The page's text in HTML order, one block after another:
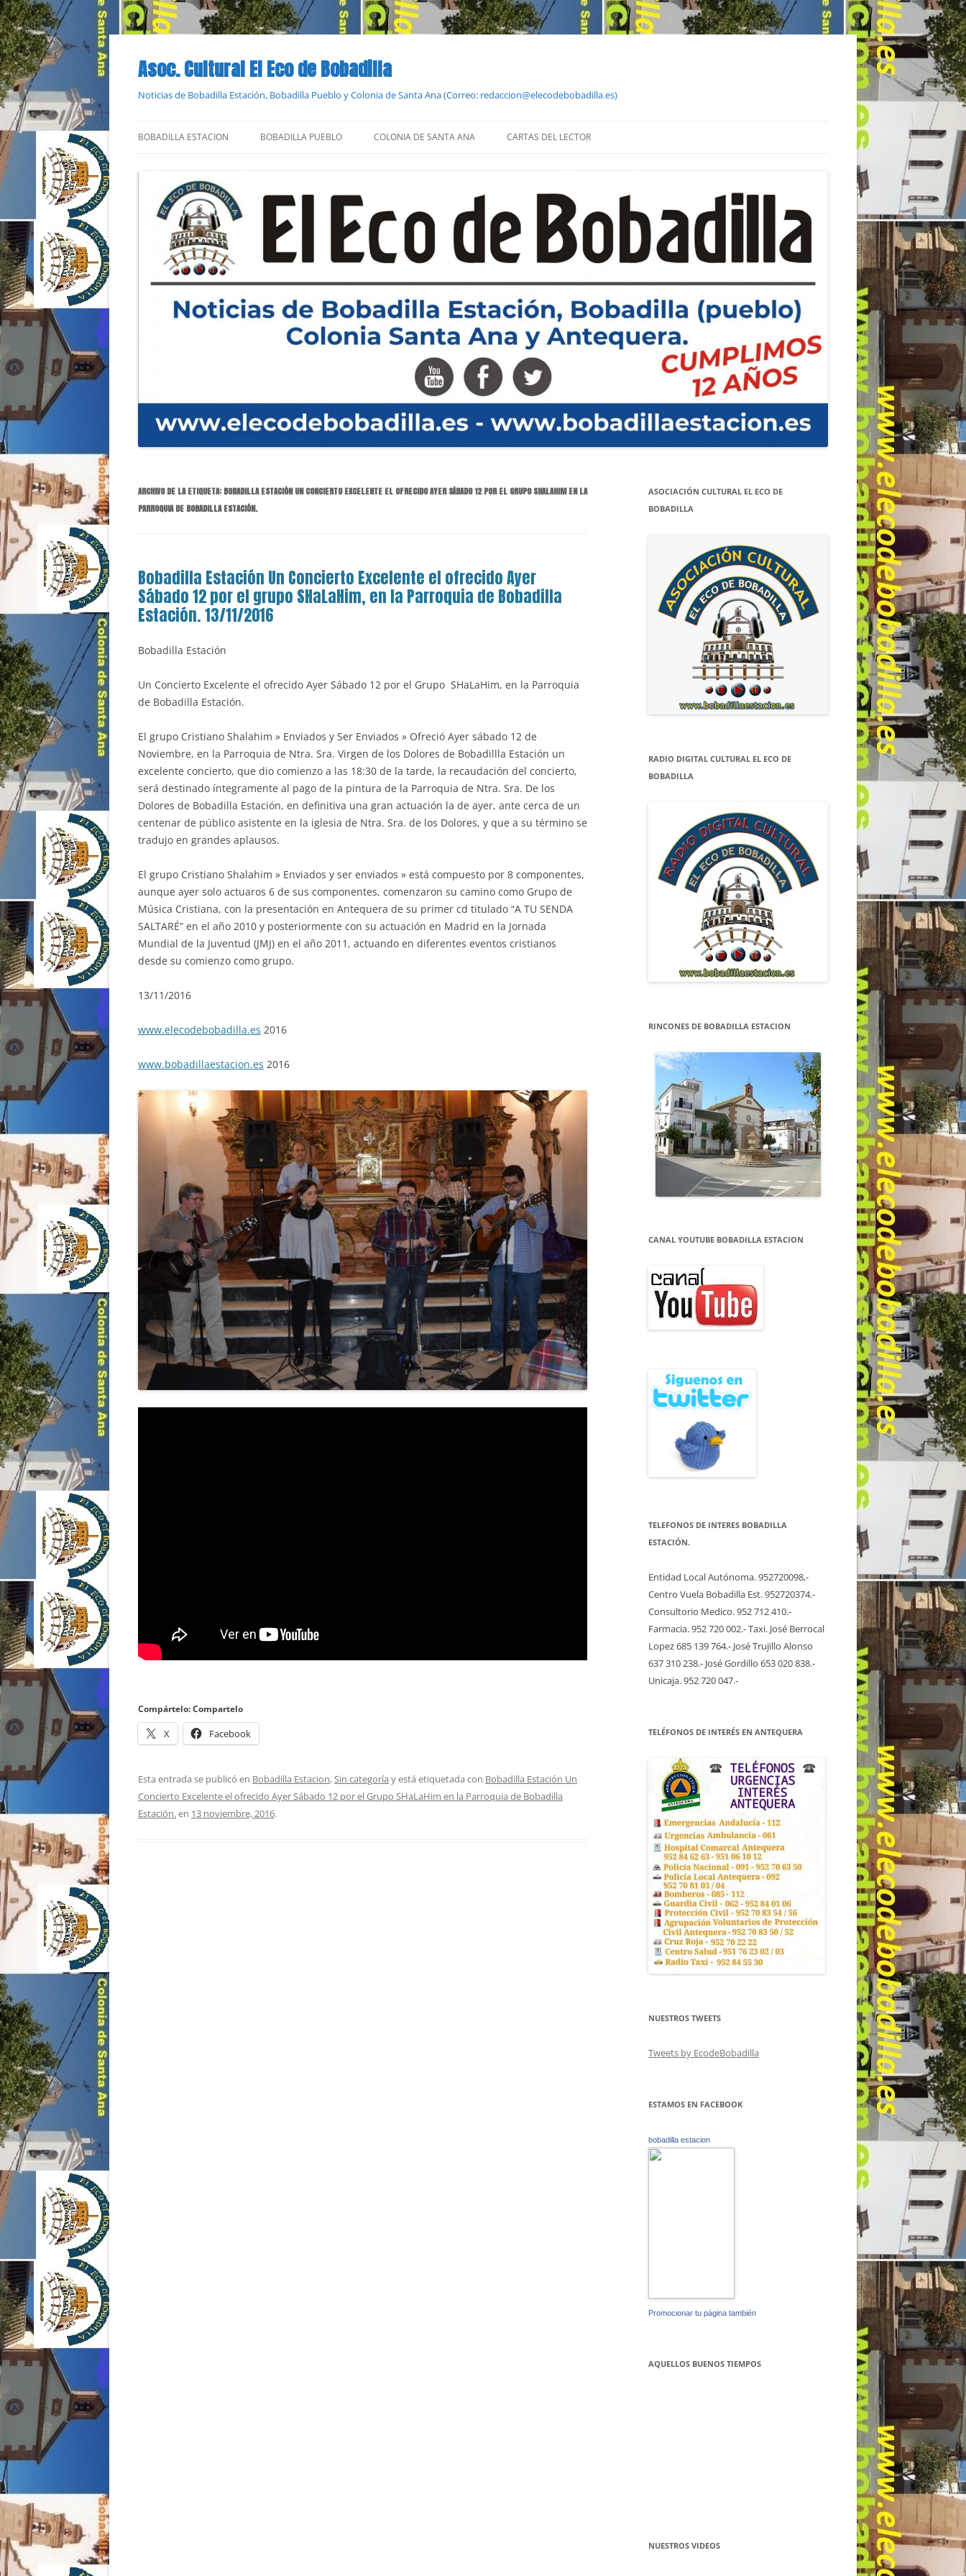
Saltar
contenido
Asoc. Cultural El Eco de Bobadilla
Noticias de Bobadilla Estación, Bobadilla Pueblo y Colonia de Santa Ana (Correo: redaccion@elecodebobadilla.es)
BOBADILLA ESTACION BOBADILLA PUEBLO COLONIA DE SANTA ANA CARTAS DEL LECTOR
ARCHIVO DE LA ETIQUETA:BOBADILLA ESTACIÓN UN CONCIERTO EXCELENTE EL OFRECIDO AYER SÁBADO 12 POR EL GRUPO SHALAHIM EN LA
PARROQUIA DE BOBADILLA ESTACIÓN.
Bobadilla Estación Un Concierto Excelente el ofrecido Ayer
Sábado 12 por el grupo SHaLaHim, en la Parroquia de Bobadilla
Estación. 13/11/2016
Bobadilla Estación
Un Concierto Excelente el ofrecido Ayer Sábado 12 por el Grupo SHaLaHim, en la Parroquia
de Bobadilla Estación.
El grupo Cristiano Shalahim » Enviados y Ser Enviados » Ofreció Ayer sábado 12 de
Noviembre, en la Parroquia de Ntra. Sra. Virgen de los Dolores de Bobadillla Estación un
excelente concierto, que dio comienzo a las 18:30 de la tarde, la recaudación del concierto,
será destinado íntegramente al pago de la pintura de la Parroquia de Ntra. Sra. De los
Dolores de Bobadilla Estación, en definitiva una gran actuación la de ayer, ante cerca de un
centenar de público asistente en la iglesia de Ntra. Sra. de los Dolores, y que a su término se
tradujo en grandes aplausos.
El grupo Cristiano Shalahim » Enviados y ser enviados » está compuesto por 8 componentes,
aunque ayer solo actuaros 6 de sus componentes, comenzaron su camino como Grupo de
Música Cristiana, con la presentación en Antequera de su primer cd titulado “A TU SENDA
SALTARÉ” en el año 2010 y posteriormente con su actuación en Madrid en la Jornada
Mundial de la Juventud (JMJ) en el año 2011, actuando en diferentes eventos cristianos
desde su comienzo como grupo.
13/11/2016
www.elecodebobadilla.es 2016
www.bobadillaestacion.es 2016
Compártelo: Compartelo
X Facebook
Esta entrada se publicó en Bobadilla Estacion,Sin categoría y está etiquetada con Bobadilla Estación Un
Concierto Excelente el ofrecido Ayer Sábado 12 por el Grupo SHaLaHim en la Parroquia de Bobadilla
Estación.en 13 noviembre, 2016.
ASOCIACIÓN CULTURAL EL ECO DE
BOBADILLA
RADIO DIGITAL CULTURAL EL ECO DE
BOBADILLA
RINCONES DE BOBADILLA ESTACION
CANAL YOUTUBE BOBADILLA ESTACION
TELEFONOS DE INTERES BOBADILLA
ESTACIÓN.
Entidad Local Autónoma. 952720098,-
Centro Vuela Bobadilla Est. 952720374.-
Consultorio Medico. 952 712 410.-
Farmacia. 952 720 002.- Taxi. José Berrocal
Lopez 685 139 764.- José Trujillo Alonso
637 310 238.- José Gordillo 653 020 838.-
Unicaja. 952 720 047.-
TELÉFONOS DE INTERÉS EN ANTEQUERA
NUESTROS TWEETS
Tweets by EcodeBobadilla
ESTAMOS EN FACEBOOK
bobadilla estacion
Promocionar tu página también
AQUELLOS BUENOS TIEMPOS
NUESTROS VIDEOS